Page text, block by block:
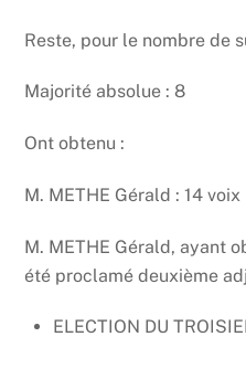
Reste, pour le nombre de
Majorité absolue : 8
Ont obtenu :
M. METHE Gérald : 14 voix
M. METHE Gérald, ayant
été proclamé deuxième
ELECTION DU